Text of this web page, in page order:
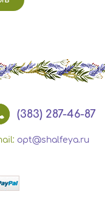
(383) 287-46-87
opt@shalfeya.ru